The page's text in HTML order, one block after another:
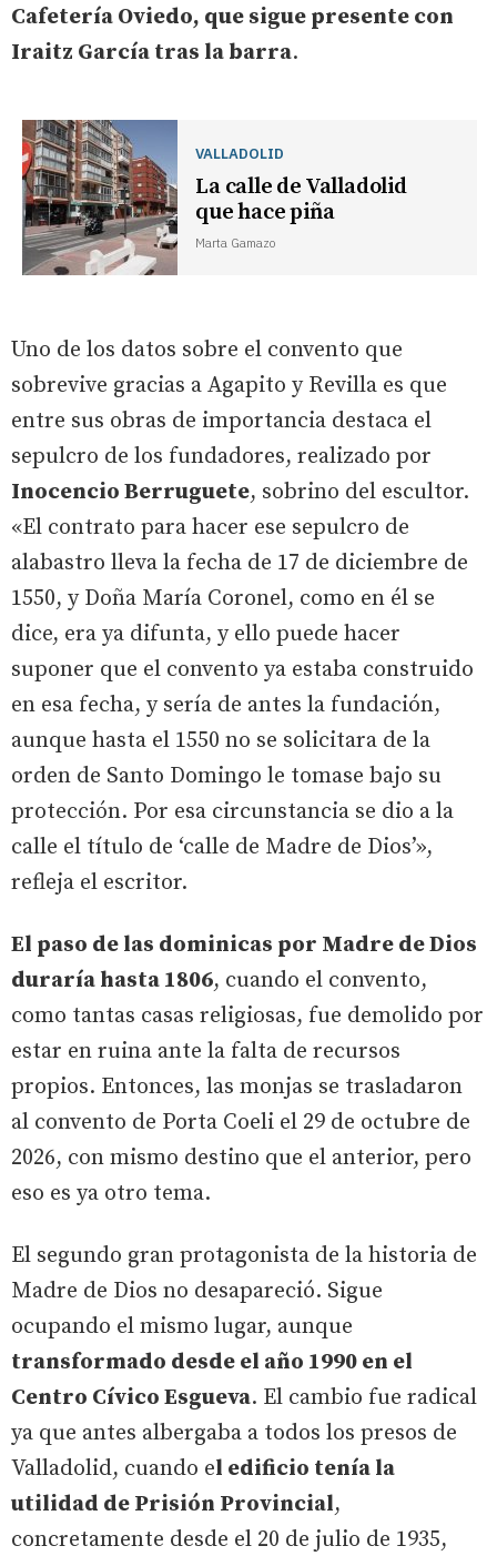
Cafetería Oviedo, que sigue presente con
Iraitz García tras la barra.
VALLADOLID
La calle de Valladolid
que hace piña
Marta Gamazo
Uno de los datos sobre el convento que
sobrevive gracias a Agapito y Revilla es que
entre sus obras de importancia destaca el
sepulcro de los fundadores, realizado por
Inocencio Berruguete, sobrino del escultor.
«El contrato para hacer ese sepulcro de
alabastro lleva la fecha de 17 de diciembre de
1550, y Doña María Coronel, como en él se
dice, era ya difunta, y ello puede hacer
suponer que el convento ya estaba construido
en esa fecha, y sería de antes la fundación,
aunque hasta el 1550 no se solicitara de la
orden de Santo Domingo le tomase bajo su
protección. Por esa circunstancia se dio a la
calle el título de ‘calle de Madre de Dios’»,
refleja el escritor.
El paso de las dominicas por Madre de Dios
duraría hasta 1806, cuando el convento,
como tantas casas religiosas, fue demolido por
estar en ruina ante la falta de recursos
propios. Entonces, las monjas se trasladaron
al convento de Porta Coeli el 29 de octubre de
2026, con mismo destino que el anterior, pero
eso es ya otro tema.
El segundo gran protagonista de la historia de
Madre de Dios no desapareció. Sigue
ocupando el mismo lugar, aunque
transformado desde el año 1990 en el
Centro Cívico Esgueva. El cambio fue radical
ya que antes albergaba a todos los presos de
Valladolid, cuando el edificio tenía la
utilidad de Prisión Provincial,
concretamente desde el 20 de julio de 1935,